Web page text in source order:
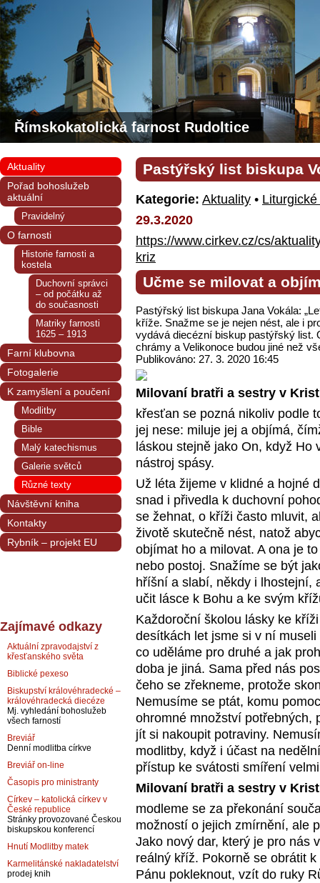
Římskokatolická farnost Rudoltice
Pastýřský list biskupa
Kategorie: Aktuality •
29.3.2020
https://www.cirkev.cz/cs/
kriz
Učme se milovat a
Pastýřský list biskupa Jana Vokála:
kříže. Snažme se je nejen nést, ale i
vydává diecézní biskup pastýřský list.
chrámy a Velikonoce budou jiné než
Publikováno: 27. 3. 2020 16:45
Milovaní bratři a sestry v
křesťan se pozná nikoliv podle
jej nese: miluje jej a objímá,
láskou stejně jako On, když
nástroj spásy.
Už léta žijeme v klidné a hojné
snad i přivedla k duchovní
se žehnat, o kříži často mluvit,
životě skutečně nést, natož
objímat ho a milovat. A ona je
nebo postoj. Snažíme se být
hříšní a slabí, někdy i lhostejní,
učit lásce k Bohu a ke svým
Každoroční školou lásky ke
desítkách let jsme si v ní
co uděláme pro druhé a jak
doba je jiná. Sama před nás
čeho se zřekneme, protože
Nemusíme se ptát, komu
ohromné množství potřebných,
jít si nakoupit potraviny.
modlitby, když i účast na
přístup ke svátosti smíření
Milovaní bratři a sestry v
modleme se za překonání
možností o jejich zmírnění, ale
Jako nový dar, který je pro nás
reálný kříž. Pokorně se obrátit
Pánu pokleknout, vzít do ruky
Aktuality
Pořad bohoslužeb
aktuální
Pravidelný
O farnosti
Historie farnosti a
kostela
Duchovní správci
– od počátku až
do současnosti
Matriky farnosti
1625 – 1913
Farní klubovna
Fotogalerie
K zamyšlení a poučení
Modlitby
Bible
Malý katechismus
Galerie světců
Různé texty
Návštěvní kniha
Kontakty
Rybník – projekt EU
Zajímavé odkazy
Aktuální zpravodajství z
křesťanského světa
Biblické pexeso
Biskupství královéhradecké –
královéhradecká diecéze
Mj. vyhledání bohoslužeb
všech farností
Breviář
Denní modlitba církve
Breviář on-line
Časopis pro ministranty
Církev – katolická církev v
České republice
Stránky provozované Českou
biskupskou konferencí
Hnutí Modlitby matek
Karmelitánské nakladatelství
prodej knih